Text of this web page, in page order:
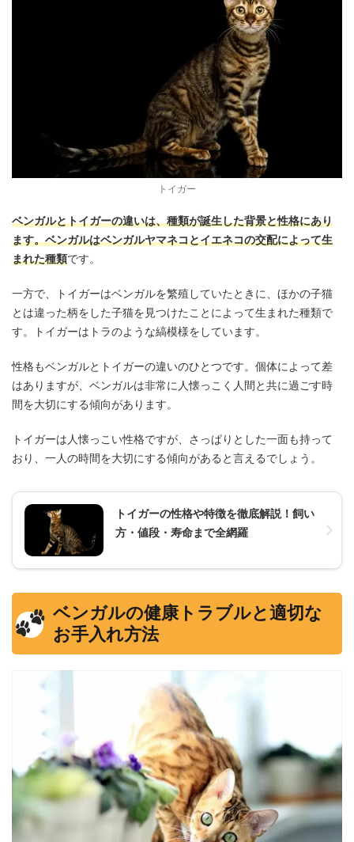
トイガー
ベンガルとトイガーの違いは、種類が誕生した背景と性格にあり
ます。ベンガルはベンガルヤマネコとイエネコの交配によって生
まれた種類です。
一方で、トイガーはベンガルを繁殖していたときに、ほかの子猫
とは違った柄をした子猫を見つけたことによって生まれた種類で
す。トイガーはトラのような縞模様をしています。
性格もベンガルとトイガーの違いのひとつです。個体によって差
はありますが、ベンガルは非常に人懐っこく人間と共に過ごす時
間を大切にする傾向があります。
トイガーは人懐っこい性格ですが、さっぱりとした一面も持って
おり、一人の時間を大切にする傾向があると言えるでしょう。
トイガーの性格や特徴を徹底解説！飼い
方・値段・寿命まで全網羅
ベンガルの健康トラブルと適切な
お手入れ方法